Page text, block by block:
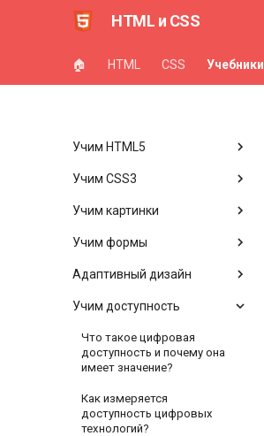
HTML и CSS
🏠 HTML CSS Учебники
Учим HTML5
Учим CSS3
Учим картинки
Учим формы
Адаптивный дизайн
Учим доступность
Что такое цифровая
доступность и почему она
имеет значение?
Как измеряется
доступность цифровых
технологий?